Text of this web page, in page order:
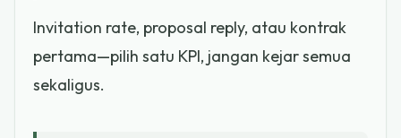
Invitation rate, proposal reply, atau kontrak
pertama—pilih satu KPI, jangan kejar semua
sekaligus.